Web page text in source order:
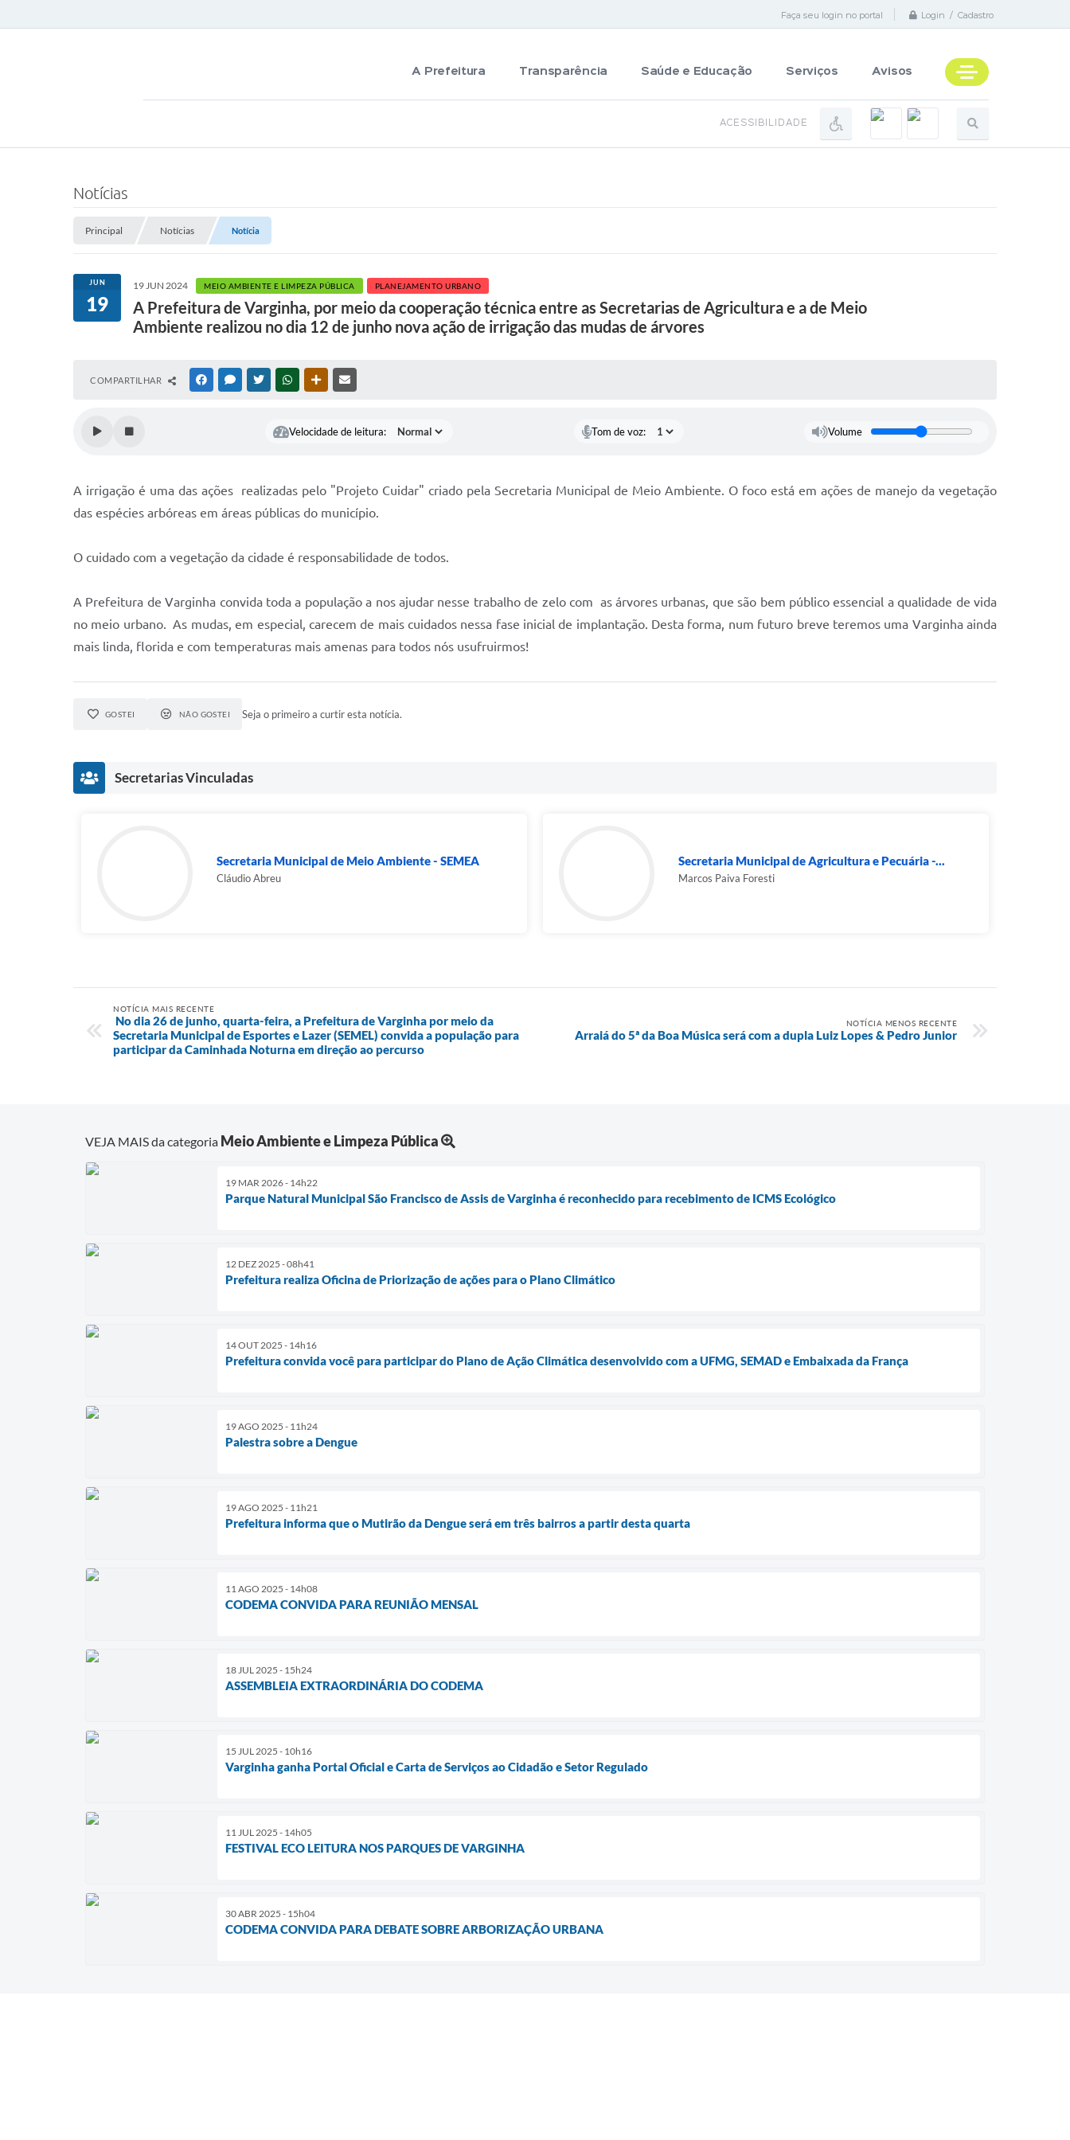
Faça seu login no portal Login / Cadastro
A Prefeitura Transparência Saúde e Educação Serviços Avisos
ACESSIBILIDADE
Notícias
Principal Notícias Notícia
JUN
19
19 JUN 2024 MEIO AMBIENTE E LIMPEZA PÚBLICA PLANEJAMENTO URBANO
A Prefeitura de Varginha, por meio da cooperação técnica entre as Secretarias de Agricultura e a de Meio
Ambiente realizou no dia 12 de junho nova ação de irrigação das mudas de árvores
COMPARTILHAR FACEBOOKMESSENGER
TWITTERWHATSAPPOUTRAS MÍDIAS
Velocidade de leitura: Tom de voz: Volume
A irrigação é uma das ações realizadas pelo "Projeto Cuidar" criado pela Secretaria Municipal de Meio Ambiente. O foco está em ações de manejo da vegetação
das espécies arbóreas em áreas públicas do município.
O cuidado com a vegetação da cidade é responsabilidade de todos.
A Prefeitura de Varginha convida toda a população a nos ajudar nesse trabalho de zelo com as árvores urbanas, que são bem público essencial a qualidade de vida
no meio urbano. As mudas, em especial, carecem de mais cuidados nessa fase inicial de implantação. Desta forma, num futuro breve teremos uma Varginha ainda
mais linda, florida e com temperaturas mais amenas para todos nós usufruirmos!
GOSTEI NÃO GOSTEI Seja o primeiro a curtir esta notícia.
Secretarias Vinculadas
Secretaria Municipal de Meio Ambiente - SEMEA
Cláudio Abreu
Secretaria Municipal de Agricultura e Pecuária -...
Marcos Paiva Foresti
NOTÍCIA MAIS RECENTE
No dia 26 de junho, quarta-feira, a Prefeitura de Varginha por meio da
Secretaria Municipal de Esportes e Lazer (SEMEL) convida a população para
participar da Caminhada Noturna em direção ao percurso
NOTÍCIA MENOS RECENTE
Arraiá do 5ª da Boa Música será com a dupla Luiz Lopes & Pedro Junior
VEJA MAIS da categoria Meio Ambiente e Limpeza Pública
19 MAR 2026 - 14h22
Parque Natural Municipal São Francisco de Assis de Varginha é reconhecido para recebimento de ICMS Ecológico
12 DEZ 2025 - 08h41
Prefeitura realiza Oficina de Priorização de ações para o Plano Climático
14 OUT 2025 - 14h16
Prefeitura convida você para participar do Plano de Ação Climática desenvolvido com a UFMG, SEMAD e Embaixada da França
19 AGO 2025 - 11h24
Palestra sobre a Dengue
19 AGO 2025 - 11h21
Prefeitura informa que o Mutirão da Dengue será em três bairros a partir desta quarta
11 AGO 2025 - 14h08
CODEMA CONVIDA PARA REUNIÃO MENSAL
18 JUL 2025 - 15h24
ASSEMBLEIA EXTRAORDINÁRIA DO CODEMA
15 JUL 2025 - 10h16
Varginha ganha Portal Oficial e Carta de Serviços ao Cidadão e Setor Regulado
11 JUL 2025 - 14h05
FESTIVAL ECO LEITURA NOS PARQUES DE VARGINHA
30 ABR 2025 - 15h04
CODEMA CONVIDA PARA DEBATE SOBRE ARBORIZAÇÃO URBANA